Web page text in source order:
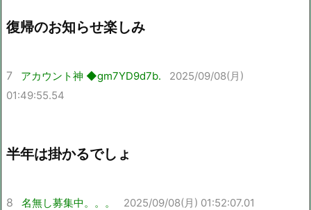
復帰のお知らせ楽しみ
7 アカウント神 ◆gm7YD9d7b.
2025/09/08(月)
01:49:55.54
半年は掛かるでしょ
8 名無し募集中。。。 2025/09/08(月) 01:52:07.01